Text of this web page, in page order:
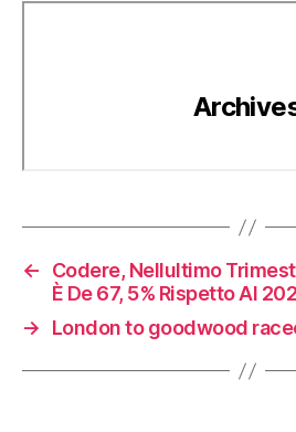
←
Codere, Nellultimo
È De 67, 5% Rispetto Al
→
London to goodwood